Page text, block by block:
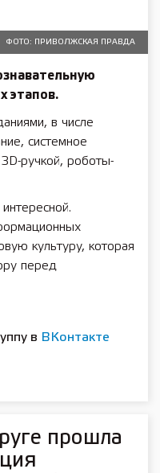
ФОТО: ПРИВОЛЖСКАЯ ПРАВДА
этапов.
в числе
системное
ручкой, роботы-
культуру, которая
перед
в ВКонтакте
прошла